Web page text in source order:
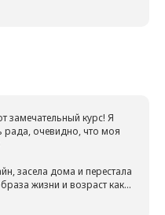
очень подробно и
свою индивидуальность.
кожи, поменяла все
макияжа.
замечательный курс! Я
рада, очевидно, что моя
засела дома и перестала
жизни и возраст как
возрастные